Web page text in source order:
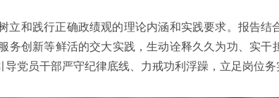
和践行正确政绩观的理论内涵和实践要求。报告结
务创新等鲜活的交大实践，生动诠释久久为功、实干
党员干部严守纪律底线、力戒功利浮躁，立足岗位务